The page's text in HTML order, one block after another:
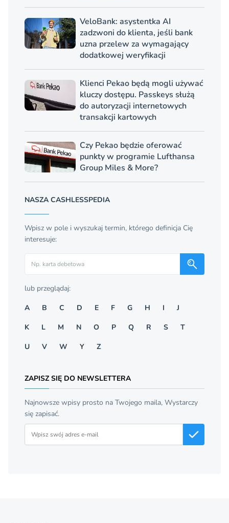
VeloBank: asystentka AI
zadzwoni do klienta, jeśli bank
uzna przelew za wymagający
dodatkowej weryfikacji
Klienci Pekao będą mogli używać
kluczy dostępu. Passkeys służą
do autoryzacji internetowych
transakcji kartowych
Czy Pekao będzie oferować
punkty w programie Lufthansa
Group Miles & More?
NASZA CASHLESSPEDIA
Wpisz w pole i wyszukaj termin, którego definicja Cię
interesuje:
lub przeglądaj:
A
B C D E F G H I
J
K
L M N O P Q R S
T
U
V W Y Z
ZAPISZ SIĘ DO NEWSLETTERA
Najnowsze wpisy prosto na Twojego maila, Wystarczy
się zapisać.